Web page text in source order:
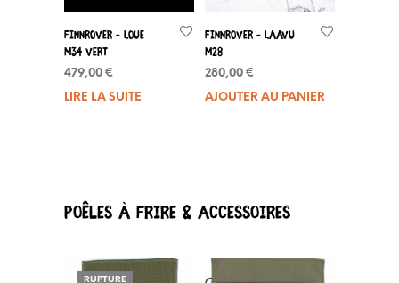
FinnRover – Loue
M34 Vert
479,00 €
LIRE LA SUITE
Finnrover – Laavu
M28
280,00€
AJOUTER AU PANIER
Poêles à frire & Accessoires
RUPTURE